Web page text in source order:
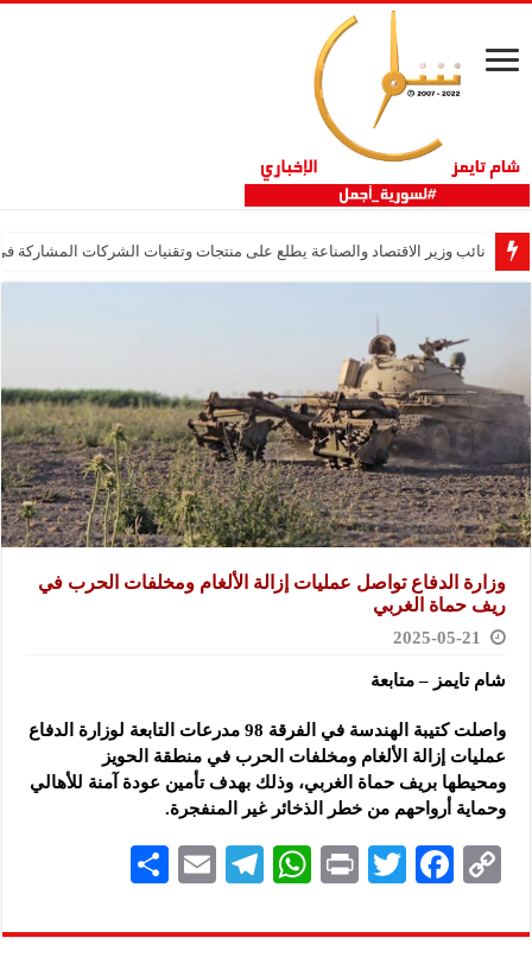
نائب وزير الاقتصاد والصناعة يطلع على منتجات وتقنيات الشركات المشاركة في
وزارة الدفاع تواصل عمليات إزالة الألغام ومخلفات الحرب في
ريف حماة الغربي
2025-05-21
شام تايمز – متابعة
واصلت كتيبة الهندسة في الفرقة 98 مدرعات التابعة لوزارة الدفاع
عمليات إزالة الألغام ومخلفات الحرب في منطقة الحويز
ومحيطها بريف حماة الغربي، وذلك بهدف تأمين عودة آمنة للأهالي
وحماية أرواحهم من خطر الذخائر غير المنفجرة.
C
p
F
eb
T
tt
P
nt
W
at
Te
gr
E
ai
ar